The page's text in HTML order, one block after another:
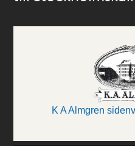
K A Almgren